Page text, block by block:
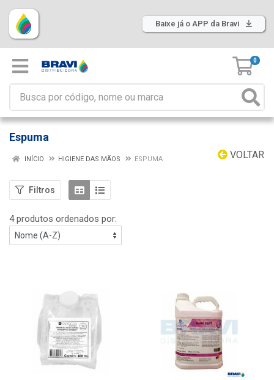
Baixe já o APP da Bravi
0
Espuma
VOLTAR
INÍCIO HIGIENE DAS MÃOS ESPUMA
Filtros
4 produtos ordenados por: